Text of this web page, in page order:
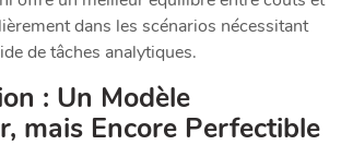
dans les scénarios nécessitant
de tâches analytiques.
: Un Modèle
mais Encore Perfectible